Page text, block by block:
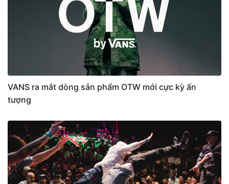
VANS ra mắt dòng sản phẩm OTW mới cực kỳ ấn
tượng